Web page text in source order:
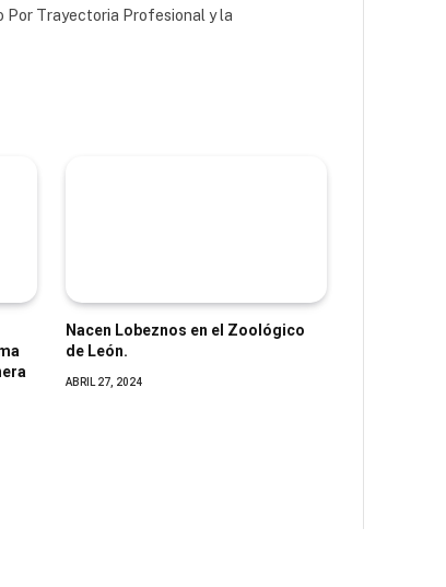
Por Trayectoria Profesional y la
Nacen Lobeznos en el Zoológico
de León.
ABRIL 27, 2024